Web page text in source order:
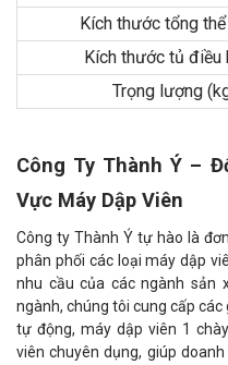
Kích thước tổng
Kích thước tủ điều
Trọng lượng
Công Ty Thành Ý –
Vực Máy Dập Viên
Công ty Thành Ý tự hào là
phân phối các loại máy dập
nhu cầu của các ngành sản
ngành, chúng tôi cung cấp
tự động, máy dập viên 1
viên chuyên dụng, giúp